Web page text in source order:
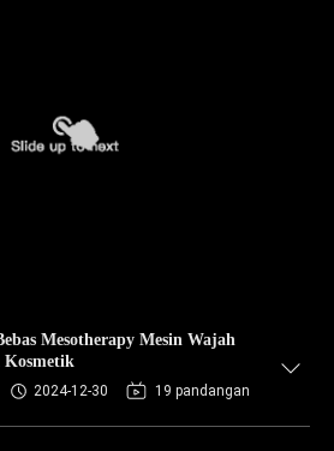
Mesotherapy Mesin Wajah
Kosmetik
2024-12-30 19 pandangan